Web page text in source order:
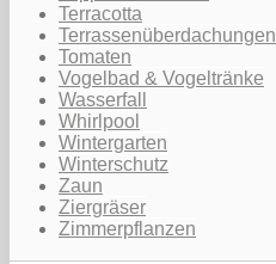
Terracotta
Terrassenüberdachungen
Tomaten
Vogelbad & Vogeltränke
Wasserfall
Whirlpool
Wintergarten
Winterschutz
Zaun
Ziergräser
Zimmerpflanzen